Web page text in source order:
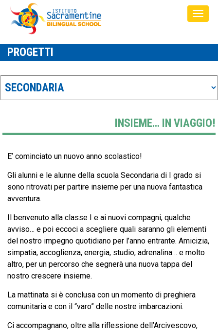
PROGETTI
INSIEME… IN VIAGGIO!
E’ cominciato un nuovo anno scolastico!
Gli alunni e le alunne della scuola Secondaria di I grado si
sono ritrovati per partire insieme per una nuova fantastica
avventura.
Il benvenuto alla classe I e ai nuovi compagni, qualche
avviso… e poi eccoci a scegliere quali saranno gli elementi
del nostro impegno quotidiano per l’anno entrante. Amicizia,
simpatia, accoglienza, energia, studio, adrenalina… e molto
altro, per un percorso che segnerà una nuova tappa del
nostro crescere insieme.
La mattinata si è conclusa con un momento di preghiera
comunitaria e con il “varo” delle nostre imbarcazioni.
Ci accompagnano, oltre alla riflessione dell’Arcivescovo,